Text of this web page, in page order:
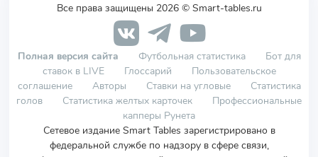
Все права защищены 2026 © Smart-tables.ru
Полная версия сайта Футбольная статистика
Бот для
ставок в LIVE
Глоссарий
Пользовательское
соглашение
Авторы Ставки на угловые
Статистика
голов
Статистика желтых карточек
Профессиональные
капперы Рунета
Сетевое издание Smart Tables зарегистрировано в
федеральной службе по надзору в сфере связи,